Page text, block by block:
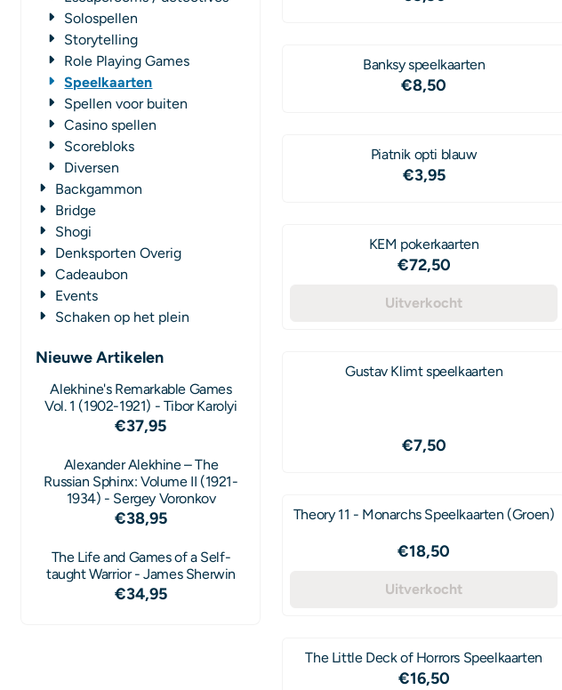
Solospellen
Storytelling
Role Playing Games
Speelkaarten
Spellen voor buiten
Casino spellen
Scorebloks
Diversen
Backgammon
Bridge
Shogi
Denksporten Overig
Cadeaubon
Events
Schaken op het plein
Nieuwe Artikelen
Alekhine's Remarkable Games
Vol. 1 (1902-1921) - Tibor Karolyi
€37,95
Alexander Alekhine – The
Russian Sphinx: Volume II (1921-
1934) - Sergey Voronkov
€38,95
The Life and Games of a Self-
taught Warrior - James Sherwin
€34,95
Banksy speelkaarten
Prijs: 8,50
€8,50
Piatnik opti blauw
Prijs: 3,95
€3,95
KEM pokerkaarten
Prijs: 72,50
€72,50
Uitverkocht
Gustav Klimt speelkaarten
Prijs: 7,50
€7,50
Theory 11 - Monarchs Speelkaarten (Groen)
Prijs: 18,50
€18,50
Uitverkocht
The Little Deck of Horrors Speelkaarten
Prijs: 16,50
€16,50